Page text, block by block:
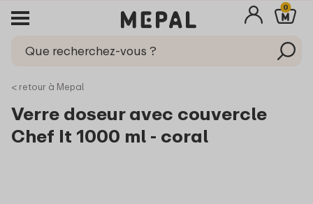
0
< retour à Mepal
Verre doseur avec couvercle
Chef It 1000 ml - coral